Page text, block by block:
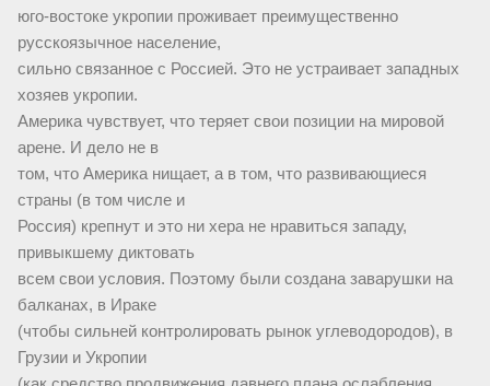
юго-востоке укропии проживает преимущественно
русскоязычное население,
сильно связанное с Россией. Это не устраивает западных
хозяев укропии.
Америка чувствует, что теряет свои позиции на мировой
арене. И дело не в
том, что Америка нищает, а в том, что развивающиеся
страны (в том числе и
Россия) крепнут и это ни хера не нравиться западу,
привыкшему диктовать
всем свои условия. Поэтому были создана заварушки на
балканах, в Ираке
(чтобы сильней контролировать рынок углеводородов), в
Грузии и Укропии